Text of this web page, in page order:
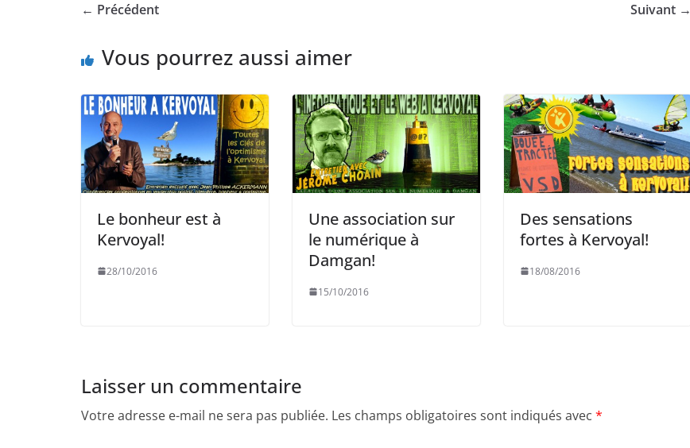
← Précédent Suivant →
Vous pourrez aussi aimer
Le bonheur est à
Kervoyal!
28/10/2016
Une association sur
le numérique à
Damgan!
15/10/2016
Des sensations
fortes à Kervoyal!
18/08/2016
Laisser un commentaire
Votre adresse e-mail ne sera pas publiée. Les champs obligatoires sont indiqués avec *